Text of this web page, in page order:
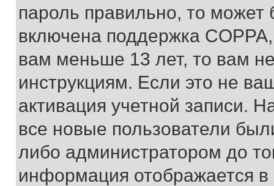
пароль правильно, то может
включена поддержка
вам меньше 13 лет, то вам
инструкциям. Если это не
активация учетной записи.
все новые пользователи
либо администратором до
информация отображается